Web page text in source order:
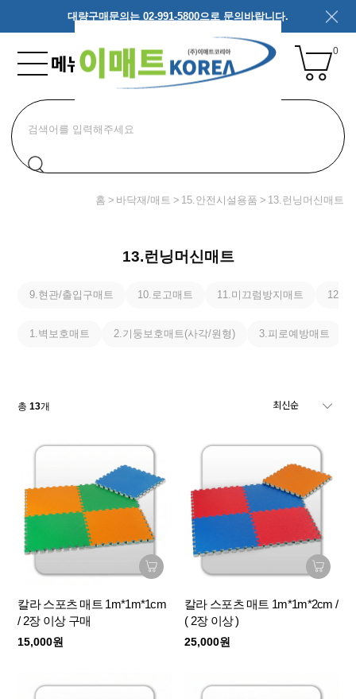
대량구매문의는 02-991-5800으로 문의바랍니다.
0
홈 바닥재/매트 15.안전시설용품 13.런닝머신매트
13.런닝머신매트
9.현관/출입구매트 10.로고매트 11.미끄럼방지매트 12.체
1.벽보호매트 2.기둥보호매트(사각/원형) 3.피로예방매트
총13개
칼라 스포츠 매트 1m*1m*1cm
/ 2장 이상 구매
15,000원
칼라 스포츠 매트 1m*1m*2cm /
( 2장 이상 )
25,000원